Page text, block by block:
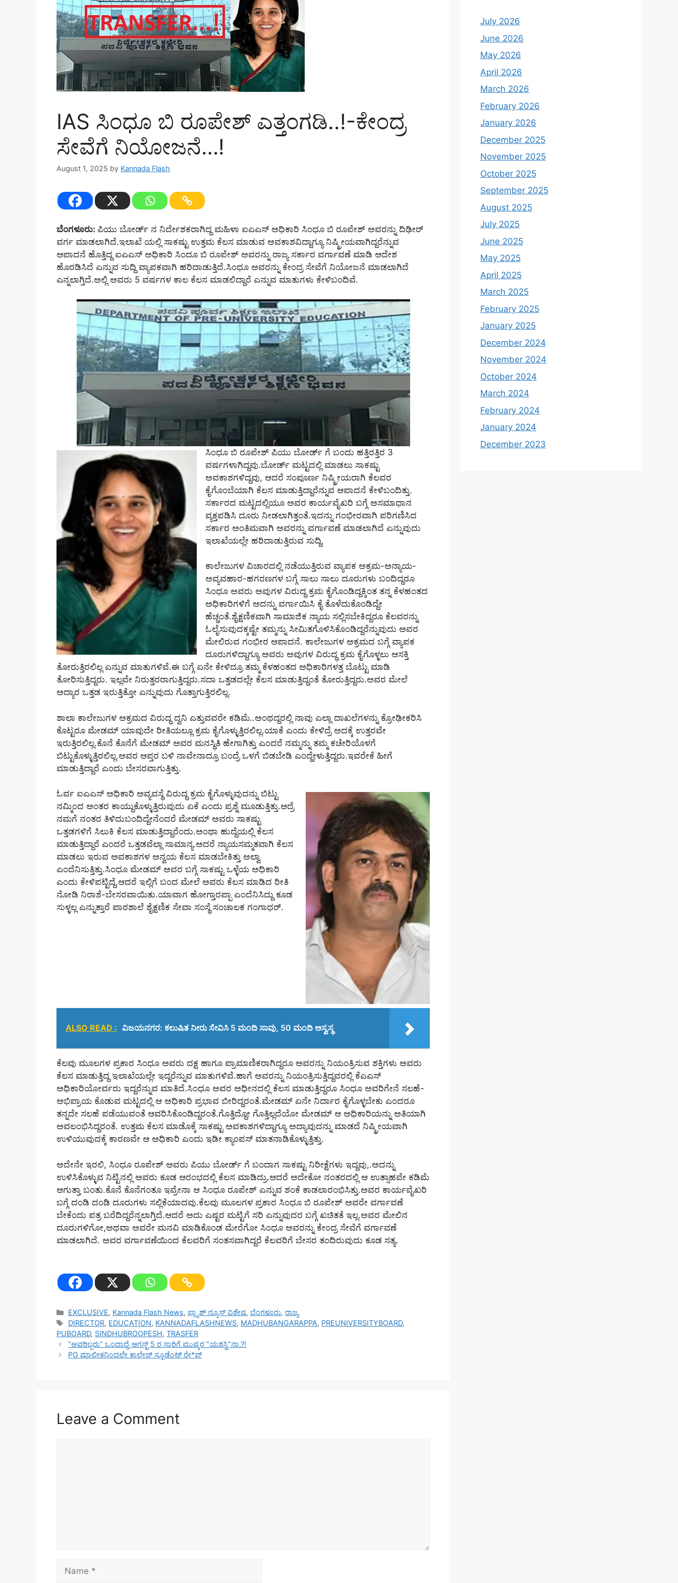
IAS‌ ಸಿಂಧೂ ಬಿ ರೂಪೇಶ್ ಎತ್ತಂಗಡಿ..!-ಕೇಂದ್ರ
ಸೇವೆಗೆ ನಿಯೋಜನೆ…!
August 1, 2025 by Kannada Flash
ಬೆಂಗಳೂರು: ಪಿಯು ಬೋರ್ಡ್ ನ ನಿರ್ದೇಶಕರಾಗಿದ್ದ ಮಹಿಳಾ ಐಎಎಸ್‌ ಅಧಿಕಾರಿ ಸಿಂಧೂ ಬಿ ರೂಪೇಶ್‌ ಅವರನ್ನು ದಿಢೀರ್‌
ವರ್ಗ ಮಾಡಲಾಗಿದೆ.ಇಲಾಖೆ ಯಲ್ಲಿ ಸಾಕಷ್ಟು ಉತ್ತಮ ಕೆಲಸ ಮಾಡುವ ಅವಕಾಶವಿದ್ದಾಗ್ಯೂ ನಿಷ್ಕ್ರೀಯವಾಗಿದ್ದರೆನ್ನುವ
ಆಪಾದನೆ ಹೊತ್ತಿದ್ದ ಐಎಎಸ್ ಅಧಿಕಾರಿ ಸಿಂದೂ ಬಿ ರೂಪೇಶ್ ಅವರನ್ನು ರಾಜ್ಯ ಸರ್ಕಾರ ವರ್ಗಾವಣೆ ಮಾಡಿ ಆದೇಶ
ಹೊರಡಿಸಿದೆ ಎನ್ನುವ ಸುದ್ದಿ ವ್ಯಾಪಕವಾಗಿ ಹರಿದಾಡುತ್ತಿದೆ.ಸಿಂಧೂ ಅವರನ್ನು ಕೇಂದ್ರ ಸೇವೆಗೆ ನಿಯೋಜನೆ ಮಾಡಲಾಗಿದೆ
ಎನ್ನಲಾಗ್ತಿದೆ.ಅಲ್ಲಿ ಅವರು 5 ವರ್ಷಗಳ ಕಾಲ ಕೆಲಸ ಮಾಡಲಿದ್ದಾರೆ ಎನ್ನುವ ಮಾತುಗಳು ಕೇಳಿಬಂದಿವೆ.
ಸಿಂಧೂ ಬಿ ರೂಪೇಶ್ ಪಿಯು ಬೋರ್ಡ್ ಗೆ ಬಂದು ಹತ್ತಿರತ್ತಿರ 3
ವರ್ಷಗಳಾಗಿದ್ದವು.ಬೋರ್ಡ್ ಮಟ್ಟದಲ್ಲಿ ಮಾಡಲು ಸಾಕಷ್ಟು
ಅವಕಾಶಗಳಿದ್ದವು, ಆದರೆ ಸಂಪೂರ್ಣ ನಿಷ್ಕ್ರೀಯರಾಗಿ ಕೆಲವರ
ಕೈಗೊಂಬೆಯಾಗಿ ಕೆಲಸ ಮಾಡುತ್ತಿದ್ದಾರೆನ್ನುವ ಆಪಾದನೆ ಕೇಳಿಬಂದಿತ್ತು.
ಸರ್ಕಾರದ ಮಟ್ಟದಲ್ಲಿಯೂ ಅವರ ಕಾರ್ಯವೈಖರಿ ಬಗ್ಗೆ ಅಸಮಾಧಾನ
ವ್ಯಕ್ತಪಡಿಸಿ ದೂರು ನೀಡಲಾಗಿತ್ತಂತೆ.ಇದನ್ನು ಗಂಭೀರವಾಗಿ ಪರಿಗಣಿಸಿದ
ಸರ್ಕಾರ ಅಂತಿಮವಾಗಿ ಅವರನ್ನು ವರ್ಗಾವಣೆ ಮಾಡಲಾಗಿದೆ ಎನ್ನುವುದು
ಇಲಾಖೆಯಲ್ಲೇ ಹರಿದಾಡುತ್ತಿರುವ ಸುದ್ದಿ.
ಕಾಲೇಜುಗಳ ವಿಚಾರದಲ್ಲಿ ನಡೆಯುತ್ತಿರುವ ವ್ಯಾಪಕ ಅಕ್ರಮ-ಅನ್ಯಾಯ-
ಅವ್ಯವಹಾರ-ಹಗರಣಗಳ ಬಗ್ಗೆ ಸಾಲು ಸಾಲು ದೂರುಗಳು ಬಂದಿದ್ದರೂ
ಸಿಂಧೂ ಅವರು ಅವುಗಳ ವಿರುದ್ಧ ಕ್ರಮ ಕೈಗೊಂಡಿದ್ದಕ್ಕಿಂತ ತನ್ನ ಕೆಳಹಂತದ
ಅಧಿಕಾರಿಗಳಿಗೆ ಅದನ್ನು ವರ್ಗಾಯಿಸಿ ಕೈ ತೊಳೆದುಕೊಂಡಿದ್ದೇ
ಹೆಚ್ಚಂತೆ.ಶೈಕ್ಷಣಿಕವಾಗಿ ಸಾಮಾಜಿಕ ನ್ಯಾಯ ಸಲ್ಲಿಸಬೇಕಿದ್ದರೂ ಕೆಲವರನ್ನು
ಓಲೈಸುವುದಕ್ಕಷ್ಟೇ ತಮ್ಮನ್ನು ಸೀಮಿತಗೊಳಿಸಿಕೊಂಡಿದ್ದರೆನ್ನುವುದು ಅವರ
ಮೇಲಿರುವ ಗಂಭೀರ ಆಪಾದನೆ. ಕಾಲೇಜುಗಳ ಅಕ್ರಮದ ಬಗ್ಗೆ ವ್ಯಾಪಕ
ದೂರುಗಳಿದ್ದಾಗ್ಯೂ ಅವರು ಅವುಗಳ ವಿರುದ್ಧ ಕ್ರಮ ಕೈಗೊಳ್ಳಲು ಆಸಕ್ತಿ
ತೋರುತ್ತಿರಲಿಲ್ಲ ಎನ್ನುವ ಮಾತುಗಳಿವೆ.ಈ ಬಗ್ಗೆ ಏನೇ ಕೇಳಿದ್ರೂ ತಮ್ಮ ಕೆಳಹಂತದ ಅಧಿಕಾರಿಗಳತ್ತ ಬೊಟ್ಟು ಮಾಡಿ
ತೋರಿಸುತ್ತಿದ್ದರು. ಇಲ್ಲವೇ ನಿರುತ್ತರರಾಗುತ್ತಿದ್ದರು.ಸದಾ ಒತ್ತಡದಲ್ಲೇ ಕೆಲಸ ಮಾಡುತ್ತಿದ್ದಂತೆ ತೋರುತ್ತಿದ್ದರು.ಅವರ ಮೇಲೆ
ಅದ್ಯಾರ ಒತ್ತಡ ಇರುತ್ತಿತ್ತೋ ಎನ್ನುವುದು ಗೊತ್ತಾಗುತ್ತಿರಲಿಲ್ಲ.
ಶಾಲಾ ಕಾಲೇಜುಗಳ ಅಕ್ರಮದ ವಿರುದ್ಧ ದ್ವನಿ ಎತ್ತುವವರೇ ಕಡಿಮೆ..ಅಂಥದ್ದರಲ್ಲಿ ನಾವು ಎಲ್ಲಾ ದಾಖಲೆಗಳನ್ನು ಕ್ರೋಢೀಕರಿಸಿ
ಕೊಟ್ಟರೂ ಮೇಡಮ್ ಯಾವುದೇ ರೀತಿಯಲ್ಲೂ ಕ್ರಮ ಕೈಗೊಳ್ಳುತ್ತಿರಲಿಲ್ಲ.ಯಾಕೆ ಎಂದು ಕೇಳಿದ್ರೆ ಅದಕ್ಕೆ ಉತ್ತರವೇ
ಇರುತ್ತಿರಲಿಲ್ಲ.ಕೊನೆ ಕೊನೆಗೆ ಮೇಡಮ್ ಅವರ ಮನಸ್ಥಿತಿ ಹೇಗಾಗಿತ್ತು ಎಂದರೆ ನಮ್ಮನ್ನು ತಮ್ಮ ಕಚೇರಿಯೊಳಗೆ
ಬಿಟ್ಟುಕೊಳ್ಳುತ್ತಿರಲಿಲ್ಲ.ಅವರ ಆಪ್ತರ ಬಳಿ ನಾವೇನಾದ್ರೂ ಬಂದ್ರೆ ಒಳಗೆ ಬಿಡಬೇಡಿ ಎಂದ್ಹೇಳುತ್ತಿದ್ದರು.ಇವರೇಕೆ ಹೀಗೆ
ಮಾಡುತ್ತಿದ್ದಾರೆ ಎಂದು ಬೇಸರವಾಗುತ್ತಿತ್ತು.
ಓರ್ವ ಐಎಎಸ್ ಅಧಿಕಾರಿ ಅವ್ಯವಸ್ಥೆ ವಿರುದ್ಧ ಕ್ರಮ ಕೈಗೊಳ್ಳುವುದನ್ನು ಬಿಟ್ಟು
ನಮ್ಮಿಂದ ಅಂತರ ಕಾಯ್ದುಕೊಳ್ಳುತ್ತಿರುವುದು ಏಕೆ ಎಂದು ಪ್ರಶ್ನೆ ಮೂಡುತ್ತಿತ್ತು.ಆದ್ರೆ
ನಮಗೆ ನಂತರ ತಿಳಿದುಬಂದಿದ್ದೇನೆಂದರೆ ಮೇಡಮ್ ಅವರು ಸಾಕಷ್ಟು
ಒತ್ತಡಗಳಿಗೆ ಸಿಲುಕಿ ಕೆಲಸ ಮಾಡುತ್ತಿದ್ದಾರೆಂದು.ಅಂಥಾ ಹುದ್ದೆಯಲ್ಲಿ ಕೆಲಸ
ಮಾಡುತ್ತಿದ್ದಾರೆ ಎಂದರೆ ಒತ್ತಡವೆಲ್ಲಾ ಸಾಮಾನ್ಯ.ಅದರೆ ನ್ಯಾಯಸಮ್ಮತವಾಗಿ ಕೆಲಸ
ಮಾಡಲು ಇರುವ ಅವಕಾಶಗಳ ಅನ್ವಯ ಕೆಲಸ ಮಾಡಬೇಕಿತ್ತು ಅಲ್ವಾ
ಎಂದೆನಿಸುತ್ತಿತ್ತು.ಸಿಂಧೂ ಮೇಡಮ್ ಅವರ ಬಗ್ಗೆ ಸಾಕಷ್ಟು ಒಳ್ಳೆಯ ಅಧಿಕಾರಿ
ಎಂದು ಕೇಳಿಪಟ್ಟಿದ್ದೆ.ಆದರೆ ಇಲ್ಲಿಗೆ ಬಂದ ಮೇಲೆ ಅವರು ಕೆಲಸ ಮಾಡಿದ ರೀತಿ
ನೋಡಿ ನಿರಾಶೆ-ಬೇಸರವಾಯಿತು.ಯಾವಾಗ ಹೋಗ್ತಾರಪ್ಪಾ ಎಂದೆನಿಸಿದ್ದು ಕೂಡ
ಸುಳ್ಳಲ್ಲ ಎನ್ನುತ್ತಾರೆ ಪಾಠಶಾಲೆ ಶೈಕ್ಷಣಿಕ ಸೇವಾ ಸಂಸ್ಥೆ ಸಂಚಾಲಕ ಗಂಗಾಧರ್.
ALSO READ : ವಿಜಯನಗರ: ಕಲುಷಿತ ನೀರು ಸೇವಿಸಿ 5 ಮಂದಿ ಸಾವು, 50 ಮಂದಿ ಅಸ್ವಸ್ಥ
ಕೆಲವು ಮೂಲಗಳ ಪ್ರಕಾರ ಸಿಂಧೂ ಅವರು ದಕ್ಷ ಹಾಗೂ ಪ್ರಾಮಾಣಿಕರಾಗಿದ್ದರೂ ಅವರನ್ನು ನಿಯಂತ್ರಿಸುವ ಶಕ್ತಿಗಳು ಅವರು
ಕೆಲಸ ಮಾಡುತ್ತಿದ್ದ ಇಲಾಖೆಯಲ್ಲೇ ಇದ್ದರೆನ್ನುವ ಮಾತುಗಳಿವೆ.ಹಾಗೆ ಅವರನ್ನು ನಿಯಂತ್ರಿಸುತ್ತಿದ್ದವರಲ್ಲಿ ಕೆಎಎಸ್
ಅಧಿಕಾರಿಯೋರ್ವರು ಇದ್ದರೆನ್ನುವ ಮಾತಿದೆ.ಸಿಂಧೂ ಅವರ ಅಧೀನದಲ್ಲಿ ಕೆಲಸ ಮಾಡುತ್ತಿದ್ದರೂ ಸಿಂಧೂ ಅವರಿಗೇನೆ ಸಲಹೆ-
ಅಭಿಪ್ರಾಯ ಕೊಡುವ ಮಟ್ಟದಲ್ಲಿ ಆ ಅಧಿಕಾರಿ ಪ್ರಭಾವ ಬೀರಿದ್ದರಂತೆ.ಮೇಡಮ್ ಏನೇ ನಿರ್ದಾರ ಕೈಗೊಳ್ಳಬೇಕು ಎಂದರೂ
ತನ್ನದೇ ಸಲಹೆ ಪಡೆಯುವಂತೆ ಆವರಿಸಿಕೊಂಡಿದ್ದರಂತೆ.ಗೊತ್ತಿದ್ದೋ ಗೊತ್ತಿಲ್ಲದೆಯೋ ಮೇಡಮ್ ಆ ಅಧಿಕಾರಿಯನ್ನು ಅತಿಯಾಗಿ
ಅವಲಂಭಿಸಿದ್ದರಂತೆ. ಉತ್ತಮ ಕೆಲಸ ಮಾಡೊಕ್ಕೆ ಸಾಕಷ್ಟು ಅವಕಾಶಗಳಿದ್ದಾಗ್ಯೂ ಅದ್ಯಾವುದನ್ನು ಮಾಡದೆ ನಿಷ್ಕ್ರೀಯವಾಗಿ
ಉಳಿಯುವುದಕ್ಕೆ ಕಾರಣವೇ ಆ ಅಧಿಕಾರಿ ಎಂದು ಇಡೀ ಕ್ಯಾಂಪಸ್ ಮಾತನಾಡಿಕೊಳ್ಳುತ್ತಿತ್ತು.
ಅದೇನೇ ಇರಲಿ, ಸಿಂಧೂ ರೂಪೇಶ್ ಅವರು ಪಿಯು ಬೋರ್ಡ್ ಗೆ ಬಂದಾಗ ಸಾಕಷ್ಟು ನಿರೀಕ್ಷೆಗಳು ಇದ್ದವು,.ಅದನ್ನು
ಉಳಿಸಿಕೊಳ್ಳುವ ನಿಟ್ಟಿನಲ್ಲಿ ಅವರು ಕೂಡ ಆರಂಭದಲ್ಲಿ ಕೆಲಸ ಮಾಡಿದ್ರು.ಆದರೆ ಅದೇಕೋ ನಂತರದಲ್ಲಿ ಆ ಉತ್ಸಾಹವೇ ಕಡಿಮೆ
ಆಗುತ್ತಾ ಬಂತು.ಕೊನೆ ಕೊನೆಗಂತೂ ಇವ್ರೇನಾ ಆ ಸಿಂಧೂ ರೂಪೇಶ್ ಎನ್ನುವ ಶಂಕೆ ಕಾಡಲಾರಂಭಿಸಿತ್ತು.ಅವರ ಕಾರ್ಯವೈಖರಿ
ಬಗ್ಗೆ ದಂಡಿ ದಂಡಿ ದೂರುಗಳು ಸಲ್ಲಿಕೆಯಾದವು.ಕೆಲವು ಮೂಲಗಳ ಪ್ರಕಾರ ಸಿಂಧೂ ಬಿ ರೂಪೇಶ್ ಅವರೇ ವರ್ಗಾವಣೆ
ಬೇಕೆಂದು ಪತ್ರ ಬರೆದಿದ್ದರೆನ್ನಲಾಗ್ತಿದೆ.ಆದರೆ ಅದು ಎಷ್ಟರ ಮಟ್ಟಿಗೆ ಸರಿ ಎನ್ನುವುದರ ಬಗ್ಗೆ ಖಚಿತತೆ ಇಲ್ಲ.ಅವರ ಮೇಲಿನ
ದೂರುಗಳಿಗೋ,ಅಥವಾ ಅವರೇ ಮನವಿ ಮಾಡಿಕೊಂಡ ಮೇರೆಗೋ ಸಿಂಧೂ ಅವರನ್ನು ಕೇಂದ್ರ ಸೇವೆಗೆ ವರ್ಗಾವಣೆ
ಮಾಡಲಾಗಿದೆ. ಅವರ ವರ್ಗಾವಣೆಯಿಂದ ಕೆಲವರಿಗೆ ಸಂತಸವಾಗಿದ್ದರೆ ಕೆಲವರಿಗೆ ಬೇಸರ ತಂದಿರುವುದು ಕೂಡ ಸತ್ಯ.
Categories
EXCLUSIVE, Kannada Flash News,ಫ್ಲ್ಯಾಶ್ ನ್ಯೂಸ್ ವಿಶೇಷ,ಬೆಂಗಳೂರು,ರಾಜ್ಯ
Tags
DIRECTOR, EDUCATION, KANNADAFLASHNEWS, MADHUBANGARAPPA, PREUNIVERSITYBOARD,
PUBOARD, SINDHUBROOPESH, TRASFER
“ಅವರಿಬ್ಬರು” ಒಂದಾದ್ರೆ ಆಗಸ್ಟ್ 5 ರ ಸಾರಿಗೆ ಮುಷ್ಕರ “ಯಶಸ್ವಿ”ನಾ.?!
PG ಮಾಲೀಕನಿಂದಲೇ ಕಾಲೇಜ್ ಸ್ಟೂಡೆಂಟ್ ರೇ*ಪ್
Leave a Comment
Name
July 2026
June 2026
May 2026
April 2026
March 2026
February 2026
January 2026
December 2025
November 2025
October 2025
September 2025
August 2025
July 2025
June 2025
May 2025
April 2025
March 2025
February 2025
January 2025
December 2024
November 2024
October 2024
March 2024
February 2024
January 2024
December 2023